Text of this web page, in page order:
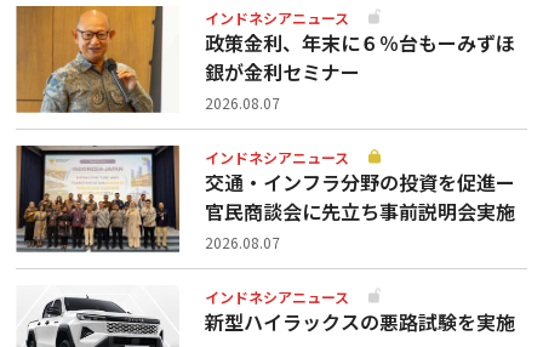
インドネシアニュース
政策金利、年末に６％台もーみずほ
銀が金利セミナー
2026.08.07
インドネシアニュース
交通・インフラ分野の投資を促進ー
官民商談会に先立ち事前説明会実施
2026.08.07
インドネシアニュース
新型ハイラックスの悪路試験を実施